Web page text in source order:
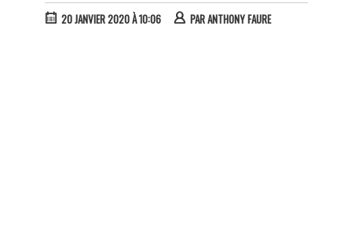
20 JANVIER 2020 À 10:06 PARANTHONY FAURE